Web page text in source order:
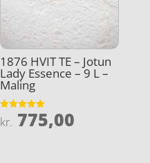
1876 HVIT TE – Jotun
Lady Essence – 9 L –
Maling
Vurderet
4.9
kr. 775,00